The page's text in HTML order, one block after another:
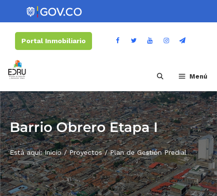
Portal Inmobiliario
Menú
Barrio Obrero Etapa I
Está aquí:Inicio/Proyectos/Plan de Gestión Predial